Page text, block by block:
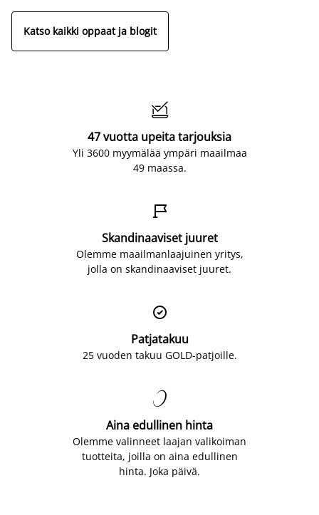
Katso kaikki oppaat ja blogit

47 vuotta upeita tarjouksia
Yli 3600 myymälää ympäri maailmaa
49 maassa.

Skandinaaviset juuret
Olemme maailmanlaajuinen yritys,
jolla on skandinaaviset juuret.

Patjatakuu
25 vuoden takuu GOLD-patjoille.

Aina edullinen hinta
Olemme valinneet laajan valikoiman
tuotteita, joilla on aina edullinen
hinta. Joka päivä.